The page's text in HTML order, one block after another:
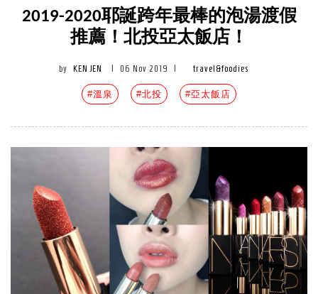
2019-2020耶誕跨年最棒的泡湯渡假
推薦！北投亞太飯店！
by KEN JEN 06 Nov 2019 travel&foodies
#溫泉 #北投 #亞太飯店